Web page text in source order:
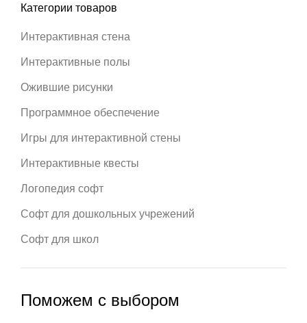
Категории товаров
Интерактивная стена
Интерактивные полы
Ожившие рисунки
Программное обеспечение
Игры для интерактивной стены
Интерактивные квесты
Логопедия софт
Софт для дошкольных учрежений
Софт для школ
Поможем с выбором